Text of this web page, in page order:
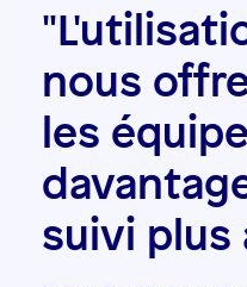
nous
les
suivi plus